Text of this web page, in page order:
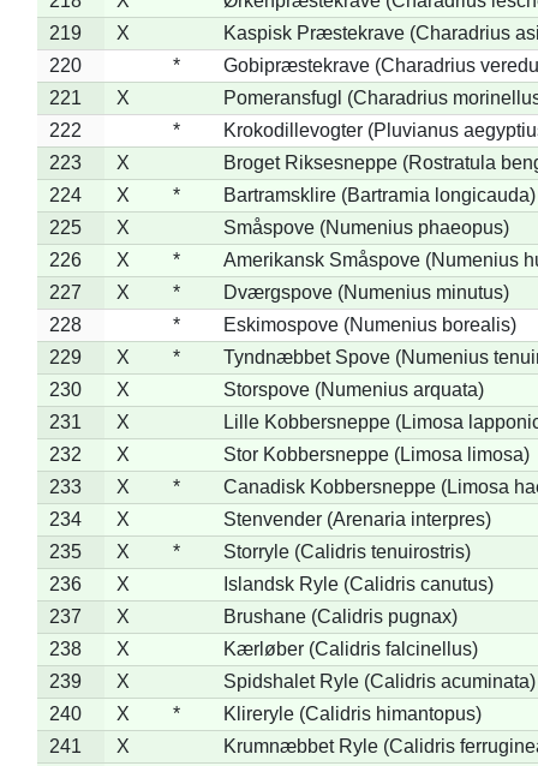
219
X
Kaspisk Præstekrave (Charadrius
220
*
Gobipræstekrave (Charadrius
221
X
Pomeransfugl (Charadrius
222
*
Krokodillevogter (Pluvianus
223
X
Broget Riksesneppe (Rostratula
224
X *
Bartramsklire (Bartramia longicauda)
225
X
Småspove (Numenius phaeopus)
226
X *
Amerikansk Småspove (Numenius
227
X *
Dværgspove (Numenius minutus)
228
*
Eskimospove (Numenius borealis)
229
X *
Tyndnæbbet Spove (Numenius
230
X
Storspove (Numenius arquata)
231
X
Lille Kobbersneppe (Limosa
232
X
Stor Kobbersneppe (Limosa limosa)
233
X *
Canadisk Kobbersneppe (Limosa
234
X
Stenvender (Arenaria interpres)
235
X *
Storryle (Calidris tenuirostris)
236
X
Islandsk Ryle (Calidris canutus)
237
X
Brushane (Calidris pugnax)
238
X
Kærløber (Calidris falcinellus)
239
X
Spidshalet Ryle (Calidris acuminata)
240
X *
Klireryle (Calidris himantopus)
241
X
Krumnæbbet Ryle (Calidris